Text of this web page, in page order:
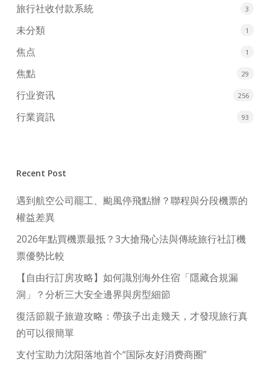
旅行社收付款系統 3
未分類 1
焦点 1
焦點 29
行业资讯 256
行業資訊 93
Recent Post
遇到航空公司罷工、颱風停飛點辦？聯程與分段機票的
權益差異
2026年點買機票最抵？3大搶飛心法與傳統旅行社訂機
票優勢比較
【自由行訂房攻略】如何識別海外住宿「隱藏合規漏
洞」？分析三大安全邊界與房型細節
復活節親子旅遊攻略：帶孩子出走幾天，才發現旅行真
的可以很簡單
支付宝助力沈阳落地首个“国际友好消费商圈”